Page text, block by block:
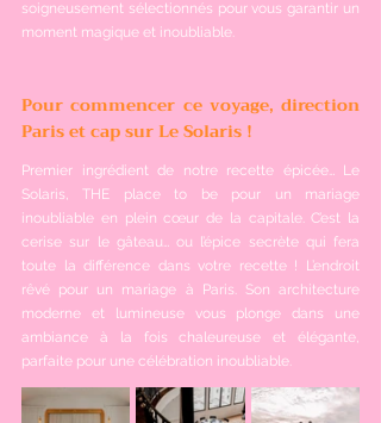
soigneusement sélectionnés pour vous garantir un
moment magique et inoubliable.
Pour commencer ce voyage, direction
Paris et cap sur Le Solaris !
Premier ingrédient de notre recette épicée… Le
Solaris, THE place to be pour un mariage
inoubliable en plein cœur de la capitale. C’est la
cerise sur le gâteau… ou l’épice secrète qui fera
toute la différence dans votre recette ! L’endroit
rêvé pour un mariage à Paris. Son architecture
moderne et lumineuse vous plonge dans une
ambiance à la fois chaleureuse et élégante,
parfaite pour une célébration inoubliable.